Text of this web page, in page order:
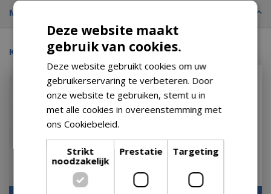
Merk
Kijk ook eens naar:
Deze website maakt
gebruik van cookies.
Deze website gebruikt cookies om uw
gebruikerservaring te verbeteren. Door
onze website te gebruiken, stemt u in
met alle cookies in overeenstemming met
ons Cookiebeleid.
Strikt
noodzakelijk
Prestatie Targeting